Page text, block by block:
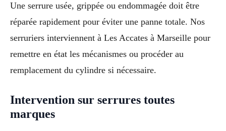
Une serrure usée, grippée ou endommagée doit être
réparée rapidement pour éviter une panne totale. Nos
serruriers interviennent à Les Accates à Marseille pour
remettre en état les mécanismes ou procéder au
remplacement du cylindre si nécessaire.
Intervention sur serrures toutes
marques